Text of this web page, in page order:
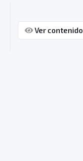
Ver contenido